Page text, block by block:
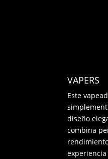
VAPERS
Este
diseño
combina
experiencia